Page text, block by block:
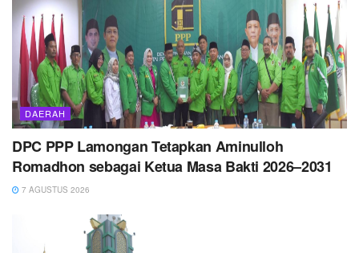
DAERAH
DPC PPP Lamongan Tetapkan Aminulloh
Romadhon sebagai Ketua Masa Bakti 2026–2031
7 AGUSTUS 2026